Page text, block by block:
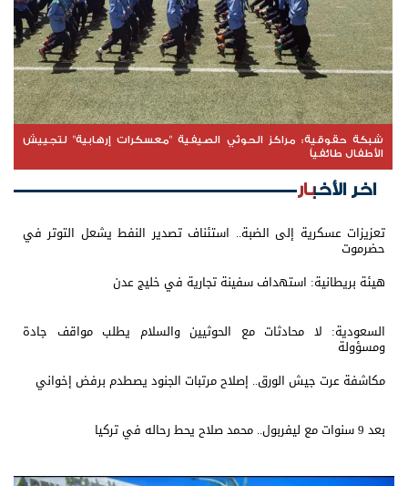
شبكة حقوقية: مراكز الحوثي الصيفية "معسكرات إرهابية" لتجييش
الأطفال طائفياً
اخر الأخبار
تعزيزات عسكرية إلى الضبة.. استئناف تصدير النفط يشعل التوتر في
حضرموت
هيئة بريطانية: استهداف سفينة تجارية في خليج عدن
السعودية: لا محادثات مع الحوثيين والسلام يطلب مواقف جادة
ومسؤولة
مكاشفة عرت جيش الورق.. إصلاح مرتبات الجنود يصطدم برفض إخواني
بعد 9 سنوات مع ليفربول.. محمد صلاح يحط رحاله في تركيا